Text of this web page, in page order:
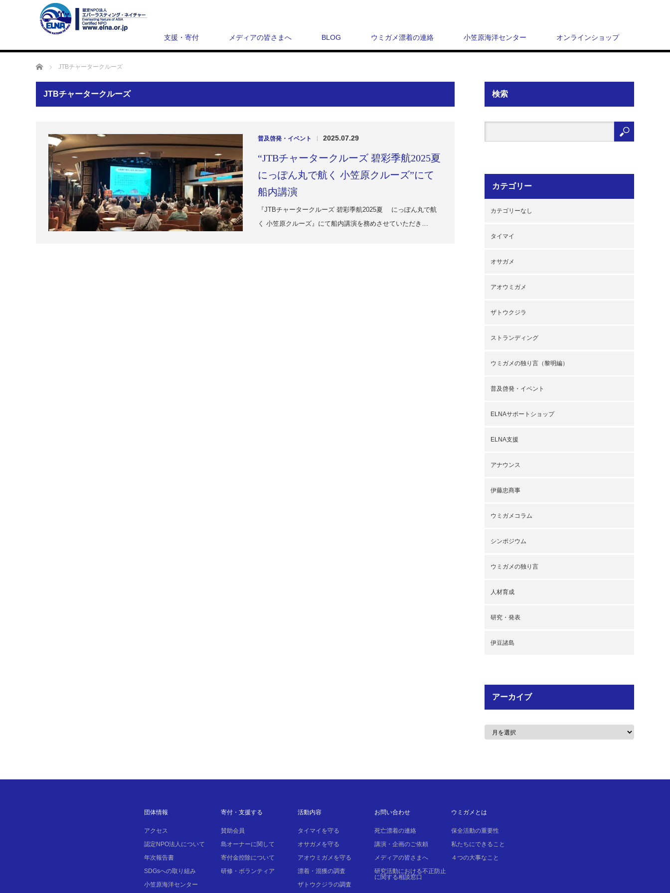
支援・寄付 メディアの皆さまへ BLOG ウミガメ漂着の連絡 小笠原海洋センター オンラインショップ
ホーム JTBチャータークルーズ
JTBチャータークルーズ
普及啓発・イベント | 2025.07.29
“JTBチャータークルーズ 碧彩季航2025夏
にっぽん丸で航く 小笠原クルーズ”にて
船内講演
『JTBチャータークルーズ 碧彩季航2025夏 にっぽん丸で航
く 小笠原クルーズ』にて船内講演を務めさせていただき…
検索
カテゴリー
カテゴリーなし
タイマイ
オサガメ
アオウミガメ
ザトウクジラ
ストランディング
ウミガメの独り言（黎明編）
普及啓発・イベント
ELNAサポートショップ
ELNA支援
アナウンス
伊藤忠商事
ウミガメコラム
シンポジウム
ウミガメの独り言
人材育成
研究・発表
伊豆諸島
アーカイブ
団体情報
アクセス
認定NPO法人について
年次報告書
SDGsへの取り組み
小笠原海洋センター
寄付・支援する
賛助会員
島オーナーに関して
寄付金控除について
研修・ボランティア
活動内容
タイマイを守る
オサガメを守る
アオウミガメを守る
漂着・混獲の調査
ザトウクジラの調査
お問い合わせ
死亡漂着の連絡
講演・企画のご依頼
メディアの皆さまへ
研究活動における不正防止
に関する相談窓口
ウミガメとは
保全活動の重要性
私たちにできること
４つの大事なこと